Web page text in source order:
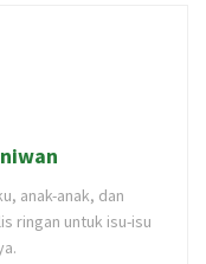
anak-anak, dan
ringan untuk isu-isu